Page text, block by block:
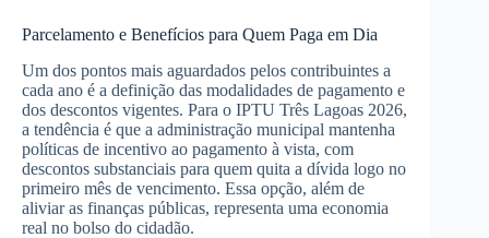
Parcelamento e Benefícios para Quem Paga em Dia
Um dos pontos mais aguardados pelos contribuintes a
cada ano é a definição das modalidades de pagamento e
dos descontos vigentes. Para o IPTU Três Lagoas 2026,
a tendência é que a administração municipal mantenha
políticas de incentivo ao pagamento à vista, com
descontos substanciais para quem quita a dívida logo no
primeiro mês de vencimento. Essa opção, além de
aliviar as finanças públicas, representa uma economia
real no bolso do cidadão.